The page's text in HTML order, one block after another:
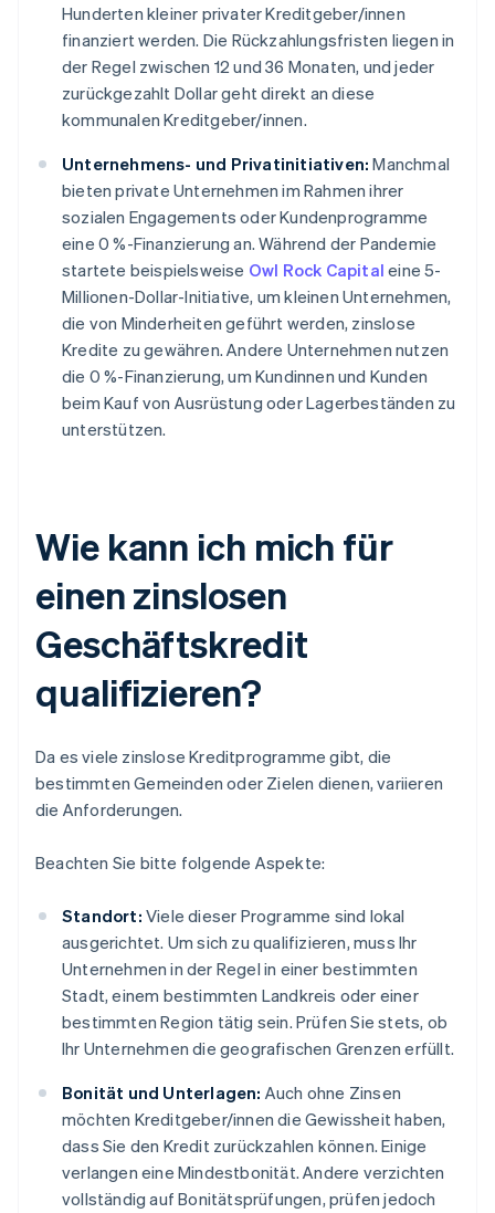
Hunderten kleiner privater Kreditgeber/innen
finanziert werden. Die Rückzahlungsfristen liegen in
der Regel zwischen 12 und 36 Monaten, und jeder
zurückgezahlt Dollar geht direkt an diese
kommunalen Kreditgeber/innen.
Unternehmens- und Privatinitiativen: Manchmal
bieten private Unternehmen im Rahmen ihrer
sozialen Engagements oder Kundenprogramme
eine 0 %-Finanzierung an. Während der Pandemie
startete beispielsweise Owl Rock Capital eine 5-
Millionen-Dollar-Initiative, um kleinen Unternehmen,
die von Minderheiten geführt werden, zinslose
Kredite zu gewähren. Andere Unternehmen nutzen
die 0 %-Finanzierung, um Kundinnen und Kunden
beim Kauf von Ausrüstung oder Lagerbeständen zu
unterstützen.
Wie kann ich mich für
einen zinslosen
Geschäftskredit
qualifizieren?
Da es viele zinslose Kreditprogramme gibt, die
bestimmten Gemeinden oder Zielen dienen, variieren
die Anforderungen.
Beachten Sie bitte folgende Aspekte:
Standort: Viele dieser Programme sind lokal
ausgerichtet. Um sich zu qualifizieren, muss Ihr
Unternehmen in der Regel in einer bestimmten
Stadt, einem bestimmten Landkreis oder einer
bestimmten Region tätig sein. Prüfen Sie stets, ob
Ihr Unternehmen die geografischen Grenzen erfüllt.
Bonität und Unterlagen: Auch ohne Zinsen
möchten Kreditgeber/innen die Gewissheit haben,
dass Sie den Kredit zurückzahlen können. Einige
verlangen eine Mindestbonität. Andere verzichten
vollständig auf Bonitätsprüfungen, prüfen jedoch